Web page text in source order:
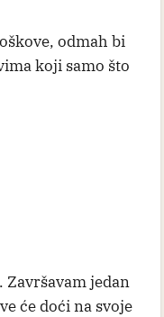
odmah bi
koji samo što
Završavam jedan
će doći na svoje